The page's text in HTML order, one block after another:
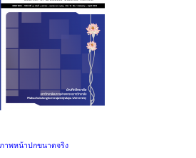
ตศึกษาปริทรรศน์ ปีที่ ๑๔ ฉบับที่ ๒ พ.ค. – ส.ค.
ศึกษาปริทรรศน์ ปีที่ ๑๔ ฉบับที่ ๑ ม.ค. – เม.ย.
ศึกษาปริทรรศน์ ปีที่ ๑๓ ฉบับที่ ๓ ก.ย.– ธ.ค.
าพหน้าปกขนาดจริง